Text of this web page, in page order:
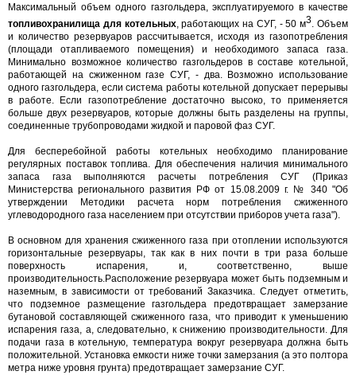
Максимальный объем одного газгольдера, эксплуатируемого в качестве
топливохранилища для котельных, работающих на СУГ, - 50 м3. Объем
и количество резервуаров рассчитывается, исходя из газопотребления
(площади отапливаемого помещения) и необходимого запаса газа.
Минимально возможное количество газгольдеров в составе котельной,
работающей на сжиженном газе СУГ, - два. Возможно использование
одного газгольдера, если система работы котельной допускает перерывы
в работе. Если газопотребление достаточно высоко, то применяется
больше двух резервуаров, которые должны быть разделены на группы,
соединенные трубопроводами жидкой и паровой фаз СУГ.
Для бесперебойной работы котельных необходимо планирование
регулярных поставок топлива. Для обеспечения наличия минимального
запаса газа выполняются расчеты потребления СУГ (Приказ
Министерства регионального развития РФ от 15.08.2009 г. № 340 "Об
утверждении Методики расчета норм потребления сжиженного
углеводородного газа населением при отсутствии приборов учета газа").
В основном для хранения сжиженного газа при отоплении используются
горизонтальные резервуары, так как в них почти в три раза больше
поверхность испарения, и, соответственно, выше
производительность.Расположение резервуара может быть подземным и
наземным, в зависимости от требований Заказчика. Следует отметить,
что подземное размещение газгольдера предотвращает замерзание
бутановой составляющей сжиженного газа, что приводит к уменьшению
испарения газа, а, следовательно, к снижению производительности. Для
подачи газа в котельную, температура вокруг резервуара должна быть
положительной. Установка емкости ниже точки замерзания (а это полтора
метра ниже уровня грунта) предотвращает замерзание СУГ.